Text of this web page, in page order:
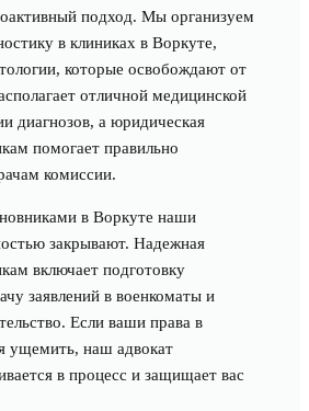
подход. Мы организуем
в клиниках в Воркуте,
которые освобождают от
отличной медицинской
диагнозов, а юридическая
помогает правильно
комиссии.
в Воркуте наши
закрывают. Надежная
включает подготовку
заявлений в военкоматы и
Если ваши права в
ущемить, наш адвокат
в процесс и защищает вас